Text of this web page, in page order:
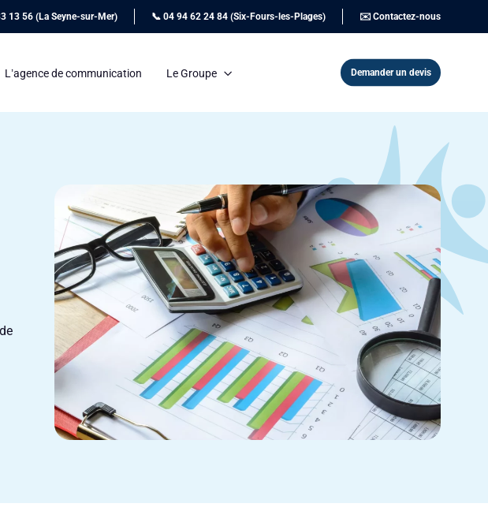
13 56 (La Seyne-sur-Mer) 📞 04 94 62 24 84 (Six-Fours-les-Plages) ✉️ Contactez-nous
L’agence de communication Le Groupe Demander un devis